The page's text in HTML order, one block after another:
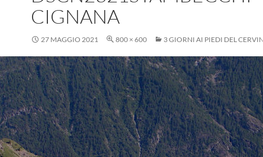
CIGNANA
27 MAGGIO 2021 800 × 600 3 GIORNI AI PIEDI DEL